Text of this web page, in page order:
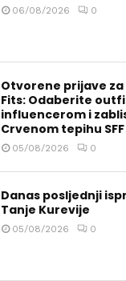
06/08/2026 0
Otvorene prijave za
Fits: Odaberite
influencerom i
Crvenom tepihu SFF
05/08/2026 0
Danas posljednji
Tanje Kurevije
05/08/2026 0